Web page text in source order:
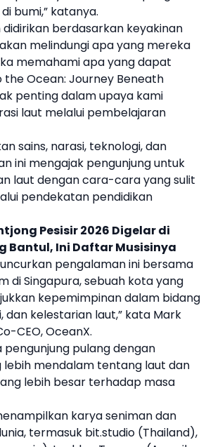
bumi,” katanya.
didirikan berdasarkan keyakinan
melindungi apa yang mereka
memahami apa yang dapat
the Ocean: Journey Beneath
penting dalam upaya kami
laut melalui pembelajaran
sains, narasi, teknologi, dan
ini mengajak pengunjung untuk
laut dengan cara-cara yang sulit
pendekatan pendidikan
Pesisir 2026 Digelar di
Bantul, Ini Daftar Musisinya
pengalaman ini bersama
di Singapura, sebuah kota yang
kepemimpinan dalam bidang
dan kelestarian laut,” kata Mark
CEO, OceanX.
pulang dengan
mendalam tentang laut dan
lebih besar terhadap masa
karya seniman dan
termasuk bit.studio (Thailand),